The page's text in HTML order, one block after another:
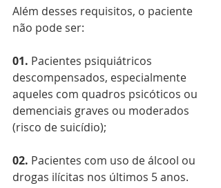
Além desses requisitos, o paciente
não pode ser:
01. Pacientes psiquiátricos
descompensados, especialmente
aqueles com quadros psicóticos ou
demenciais graves ou moderados
(risco de suicídio);
02. Pacientes com uso de álcool ou
drogas ilícitas nos últimos 5 anos.